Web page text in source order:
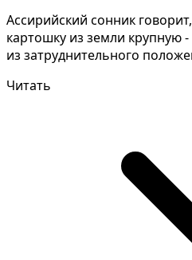
Ассирийский сонник
картошку из земли крупную
из затруднительного
Читать